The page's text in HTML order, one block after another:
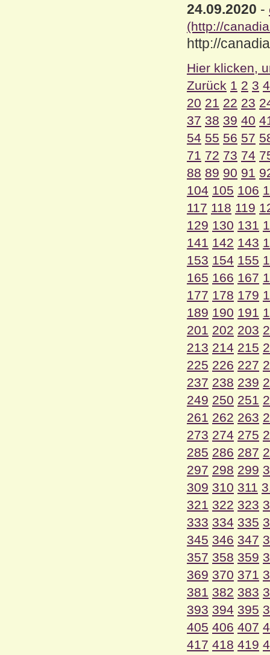
24.09.2020 -
(http://
http://
Hier klicken,
Zurück 1 2 3 4
20 21 22 23
37 38 39 40
54 55 56 57
71 72 73 74
88 89 90 91
104 105 106
117 118 119
129 130 131
141 142 143
153 154 155
165 166 167
177 178 179
189 190 191
201 202 203
213 214 215
225 226 227
237 238 239
249 250 251
261 262 263
273 274 275
285 286 287
297 298 299
309 310 311
321 322 323
333 334 335
345 346 347
357 358 359
369 370 371
381 382 383
393 394 395
405 406 407
417 418 419